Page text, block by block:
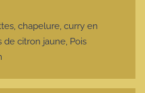
, chapelure, curry en
de citron jaune, Pois